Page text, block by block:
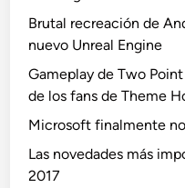
Brutal recreación de
nuevo Unreal Engine
Gameplay de Two
de los fans de Theme
Microsoft finalmente
Las novedades más
2017